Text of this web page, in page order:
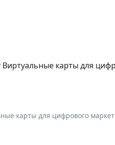
карты для
карты для цифрового